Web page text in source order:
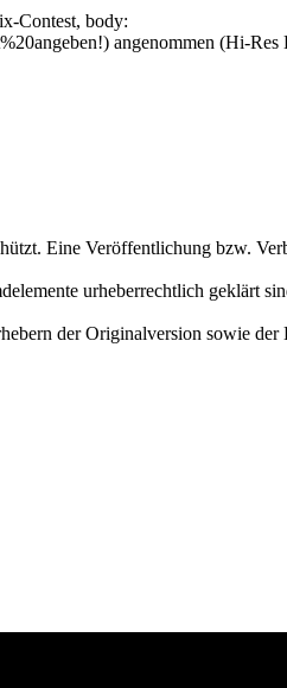
Contest, body:
angenommen (Hi-Res
Eine Veröffentlichung bzw.
urheberrechtlich geklärt
der Originalversion sowie